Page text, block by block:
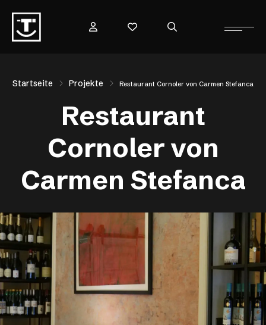
Startseite Projekte Restaurant Cornoler von Carmen Stefanca
Restaurant
Cornoler von
Carmen Stefanca